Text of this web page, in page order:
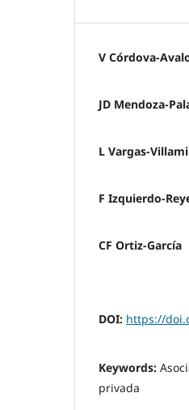
V Córdova-
JD Mendoza-
L Vargas-
F Izquierdo-
CF Ortiz-García
DOI: https://
Keywords:
privada